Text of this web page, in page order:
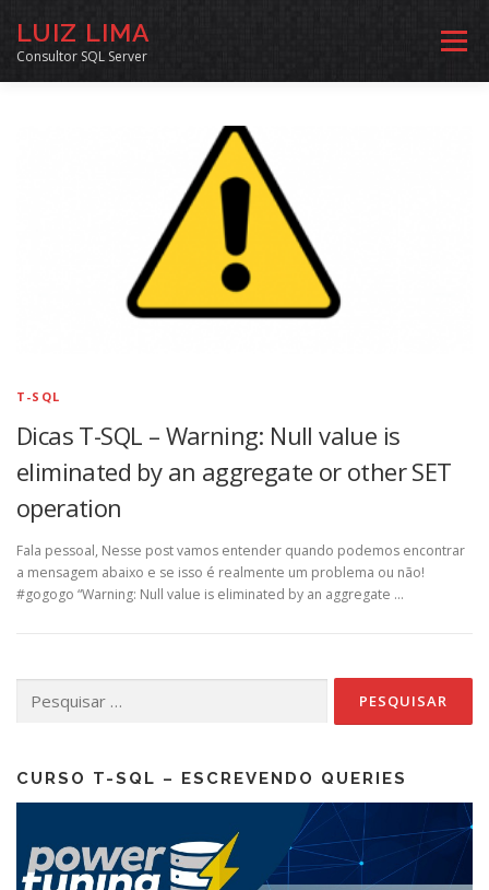
LUIZ LIMA
Consultor SQL Server
Menu
CURSOS
ARQUIVO LINKS COMUNIDADE
CONTATO
T-SQL
Dicas T-SQL – Warning: Null value is
eliminated by an aggregate or other SET
operation
Fala pessoal, Nesse post vamos entender quando podemos encontrar
a mensagem abaixo e se isso é realmente um problema ou não!
#gogogo “Warning: Null value is eliminated by an aggregate …
por:
CURSO T-SQL – ESCREVENDO QUERIES